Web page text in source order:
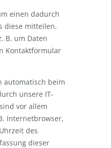
einen dadurch
diese mitteilen.
B. um Daten
Kontaktformular
automatisch beim
unsere IT-
vor allem
Internetbrowser,
des
dieser